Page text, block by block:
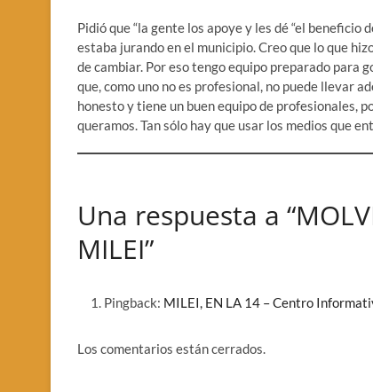
Pidió que “la gente los apoye y les dé “el
estaba jurando en el municipio. Creo que lo que
de cambiar. Por eso tengo equipo preparado para
que, como uno no es profesional, no puede llevar
honesto y tiene un buen equipo de profesionales,
queramos. Tan sólo hay que usar los medios que
Una respuesta a
MILEI”
Pingback: MILEI, EN LA 14 – Centro
Los comentarios están cerrados.